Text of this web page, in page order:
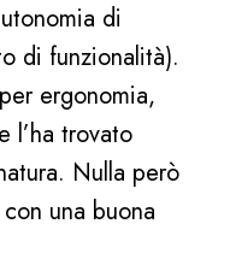
di
di funzionalità).
ergonomia,
l’ha trovato
Nulla però
una buona